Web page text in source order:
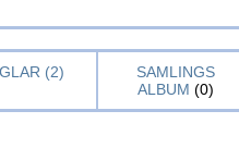
(2)
SAMLINGS
ALBUM (0)